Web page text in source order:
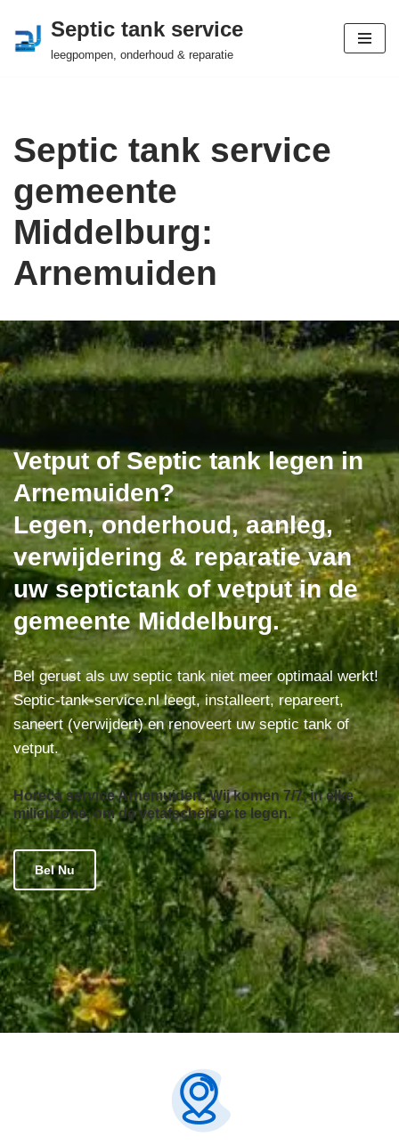
Ga
Septic tank service
leegpompen, onderhoud & reparatie
Septic tank service
gemeente
Middelburg:
Arnemuiden
Vetput of Septic tank legen in
Arnemuiden?
Legen, onderhoud, aanleg,
verwijdering & reparatie van
uw septictank of vetput in de
gemeente Middelburg.
Bel gerust als uw septic tank niet meer optimaal werkt!
Septic-tank-service.nl leegt, installeert, repareert,
saneert (verwijdert) en renoveert uw septic tank of
vetput.
Horeca service Arnemuiden: Wij komen 7/7, in elke
milieuzone, om de vetafscheider te legen.
Bel Nu